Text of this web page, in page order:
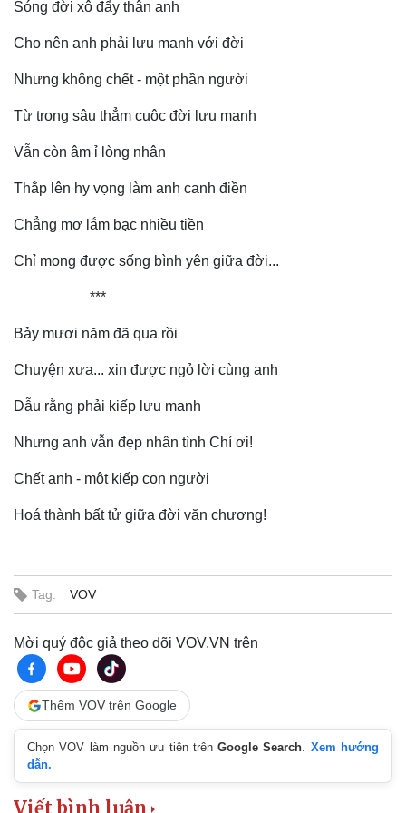
Thông tin doanh nghiệp
Doanh nhân
Dinh dưỡng - món ngon
Sóng đời xô đẩy thân anh
Cho nên anh phải lưu manh với đời
Nhưng không chết - một phần người
Từ trong sâu thẳm cuộc đời lưu manh
Vẫn còn âm ỉ lòng nhân
Thắp lên hy vọng làm anh canh điền
Chẳng mơ lắm bạc nhiều tiền
Chỉ mong được sống bình yên giữa đời...
***
Bảy mươi năm đã qua rồi
Chuyện xưa... xin được ngỏ lời cùng anh
Dẫu rằng phải kiếp lưu manh
Nhưng anh vẫn đẹp nhân tình Chí ơi!
Chết anh - một kiếp con người
Hoá thành bất tử giữa đời văn chương!
Tag: VOV
Mời quý độc giả theo dõi VOV.VN trên
Thêm VOV trên Google
Chọn VOV làm nguồn ưu tiên trênGoogle Search. Xem hướng
dẫn.
Viết bình luận